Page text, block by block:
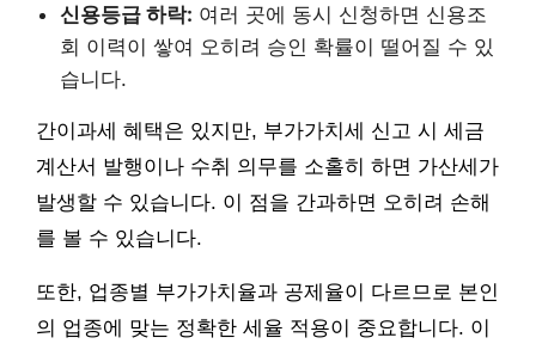
신용등급 하락: 여러 곳에 동시 신청하면 신용조
회 이력이 쌓여 오히려 승인 확률이 떨어질 수 있
습니다.
간이과세 혜택은 있지만, 부가가치세 신고 시 세금
계산서 발행이나 수취 의무를 소홀히 하면 가산세가
발생할 수 있습니다. 이 점을 간과하면 오히려 손해
를 볼 수 있습니다.
또한, 업종별 부가가치율과 공제율이 다르므로 본인
의 업종에 맞는 정확한 세율 적용이 중요합니다. 이